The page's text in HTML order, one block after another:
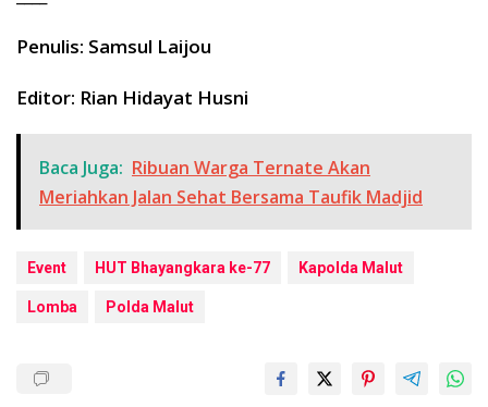
Penulis: Samsul Laijou
Editor: Rian Hidayat Husni
Baca Juga: Ribuan Warga Ternate Akan
Meriahkan Jalan Sehat Bersama Taufik Madjid
Event HUT Bhayangkara ke-77 Kapolda Malut
Lomba Polda Malut